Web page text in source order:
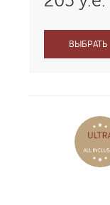
ВЫБРАТЬ